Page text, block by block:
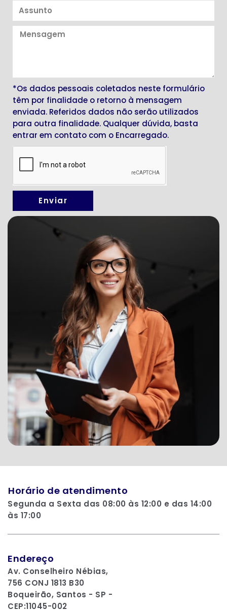
*Os dados pessoais coletados neste formulário
têm por finalidade o retorno à mensagem
enviada. Referidos dados não serão utilizados
para outra finalidade. Qualquer dúvida, basta
entrar em contato com o Encarregado.
Enviar
Horário de atendimento
Segunda a Sexta das 08:00 às 12:00 e das 14:00
às 17:00
Endereço
Av. Conselheiro Nébias,
756 CONJ 1813 B30
Boqueirão, Santos - SP -
CEP:11045-002